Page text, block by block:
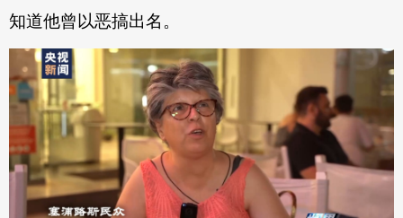
知道他曾以恶搞出名。